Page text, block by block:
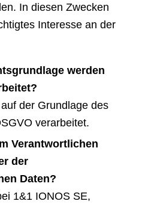
In diesen Zwecken
Interesse an der
werden
der Grundlage des
verarbeitet.
Verantwortlichen
der
Daten?
1&1 IONOS SE,